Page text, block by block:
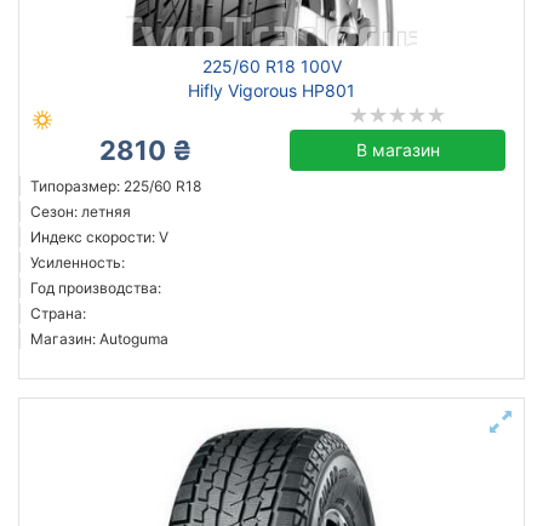
225/60 R18 100V
Hifly Vigorous HP801
2810 ₴ В магазин
Типоразмер: 225/60 R18
Сезон: летняя
Индекс скорости: V
Усиленность:
Год производства:
Страна:
Магазин: Autoguma